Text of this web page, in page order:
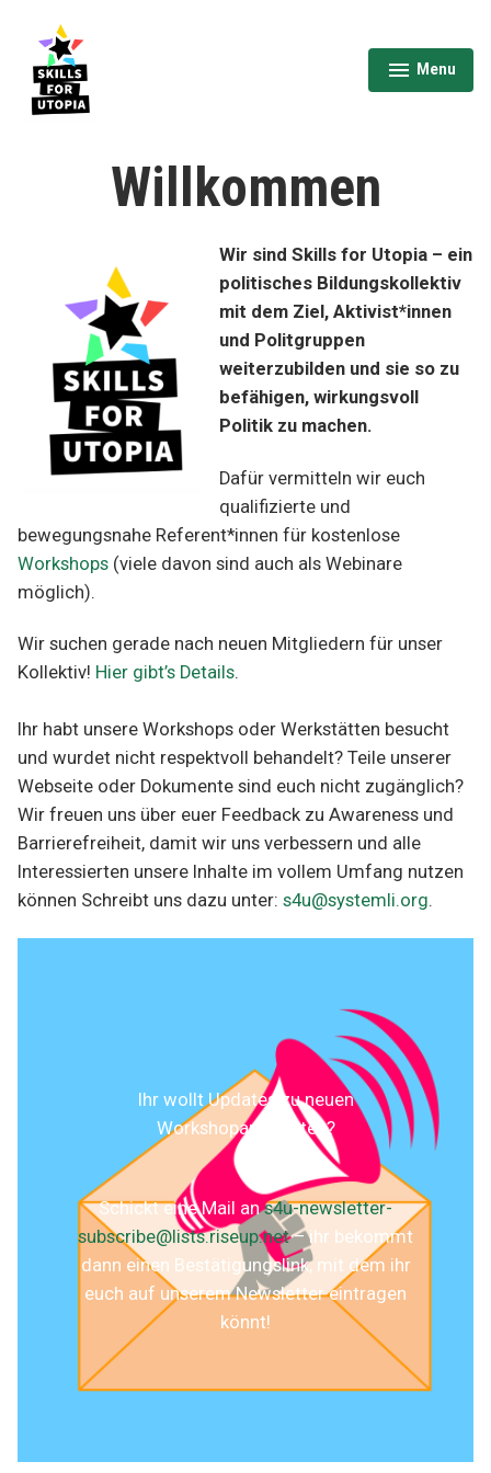
content
Menu
expanded
collapsed
Willkommen
Wir sind Skills for Utopia – ein
politisches Bildungskollektiv
mit dem Ziel, Aktivist*innen
und Politgruppen
weiterzubilden und sie so zu
befähigen, wirkungsvoll
Politik zu machen.
Dafür vermitteln wir euch
qualifizierte und
bewegungsnahe Referent*innen für kostenlose
Workshops (viele davon sind auch als Webinare
möglich).
Wir suchen gerade nach neuen Mitgliedern für unser
Kollektiv! Hier gibt’s Details.
Ihr habt unsere Workshops oder Werkstätten besucht
und wurdet nicht respektvoll behandelt? Teile unserer
Webseite oder Dokumente sind euch nicht zugänglich?
Wir freuen uns über euer Feedback zu Awareness und
Barrierefreiheit, damit wir uns verbessern und alle
Interessierten unsere Inhalte im vollem Umfang nutzen
können Schreibt uns dazu unter: s4u@systemli.org.
Ihr wollt Updates zu neuen
Workshopangeboten?
Schickt eine Mail ans4u-newsletter-
subscribe@lists.riseup.net– ihr bekommt
dann einen Bestätigungslink, mit dem ihr
euch auf unserem Newsletter eintragen
könnt!